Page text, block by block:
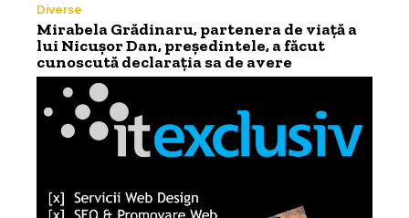
Diverse
Mirabela Grădinaru, partenera de viață a
lui Nicușor Dan, președintele, a făcut
cunoscută declarația sa de avere